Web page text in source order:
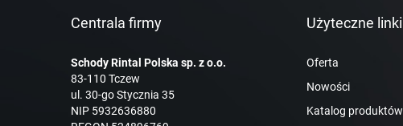
Centrala firmy
Schody Rintal Polska sp. z o.o.
83-110 Tczew
ul. 30-go Stycznia 35
NIP 5932636880
Użyteczne linki
Oferta
Nowości
Katalog produktów